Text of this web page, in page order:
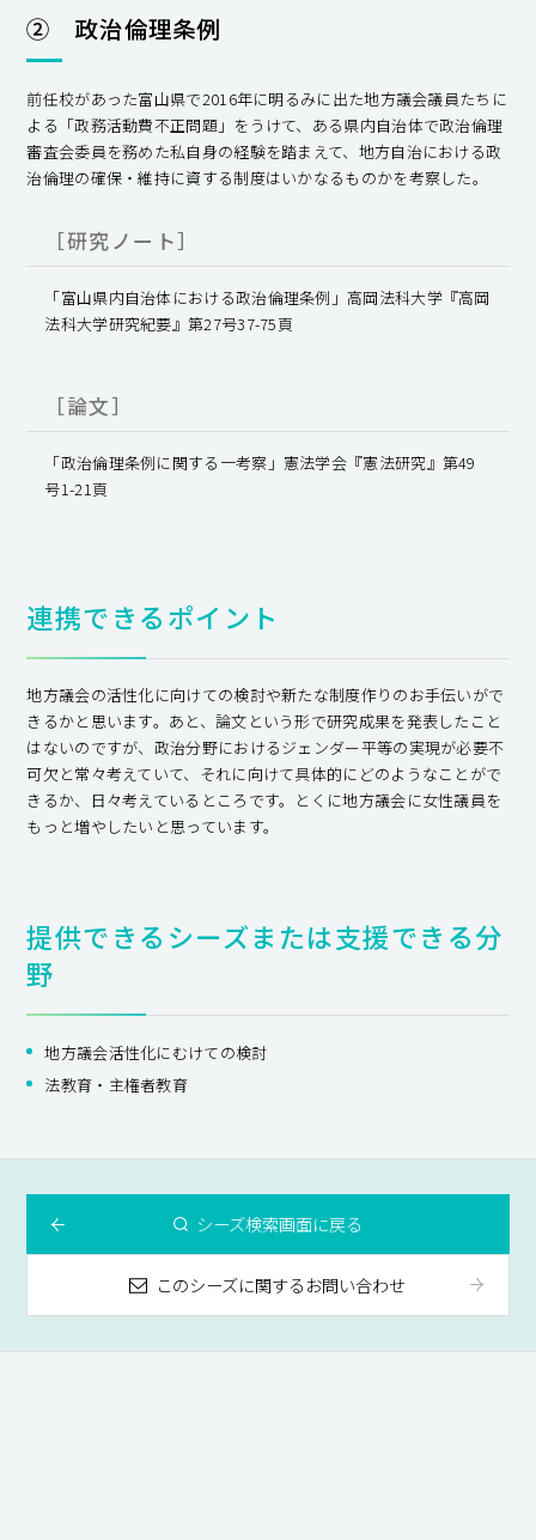
② 政治倫理条例
前任校があった富山県で2016年に明るみに出た地方議会議員たちに
よる「政務活動費不正問題」をうけて、ある県内自治体で政治倫理
審査会委員を務めた私自身の経験を踏まえて、地方自治における政
治倫理の確保・維持に資する制度はいかなるものかを考察した。
［研究ノート］
「富山県内自治体における政治倫理条例」高岡法科大学『高岡
法科大学研究紀要』第27号37-75頁
［論文］
「政治倫理条例に関する一考察」憲法学会『憲法研究』第49
号1-21頁
連携できるポイント
地方議会の活性化に向けての検討や新たな制度作りのお手伝いがで
きるかと思います。あと、論文という形で研究成果を発表したこと
はないのですが、政治分野におけるジェンダー平等の実現が必要不
可欠と常々考えていて、それに向けて具体的にどのようなことがで
きるか、日々考えているところです。とくに地方議会に女性議員を
もっと増やしたいと思っています。
提供できるシーズまたは支援できる分
野
地方議会活性化にむけての検討
法教育・主権者教育
シーズ検索画面に戻る
このシーズに関するお問い合わせ